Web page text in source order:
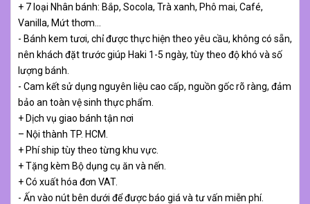
+ 7 loại Nhân bánh: Bắp, Socola, Trà xanh, Phô mai, Café,
Vanilla, Mứt thơm…
- Bánh kem tươi, chỉ được thực hiện theo yêu cầu, không có sẵn,
nên khách đặt trước giúp Haki 1-5 ngày, tùy theo độ khó và số
lượng bánh.
- Cam kết sử dụng nguyên liệu cao cấp, nguồn gốc rõ ràng, đảm
bảo an toàn vệ sinh thực phẩm.
+ Dịch vụ giao bánh tận nơi
– Nội thành TP. HCM.
+ Phí ship tùy theo từng khu vực.
+ Tặng kèm Bộ dụng cụ ăn và nến.
+ Có xuất hóa đơn VAT.
- Ấn vào nút bên dưới để được báo giá và tư vấn miễn phí.